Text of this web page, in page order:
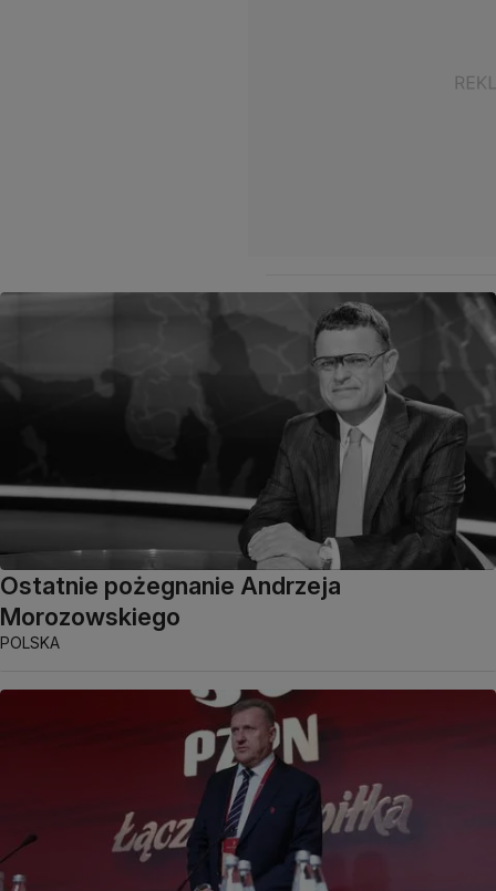
Ostatnie pożegnanie Andrzeja
Morozowskiego
POLSKA